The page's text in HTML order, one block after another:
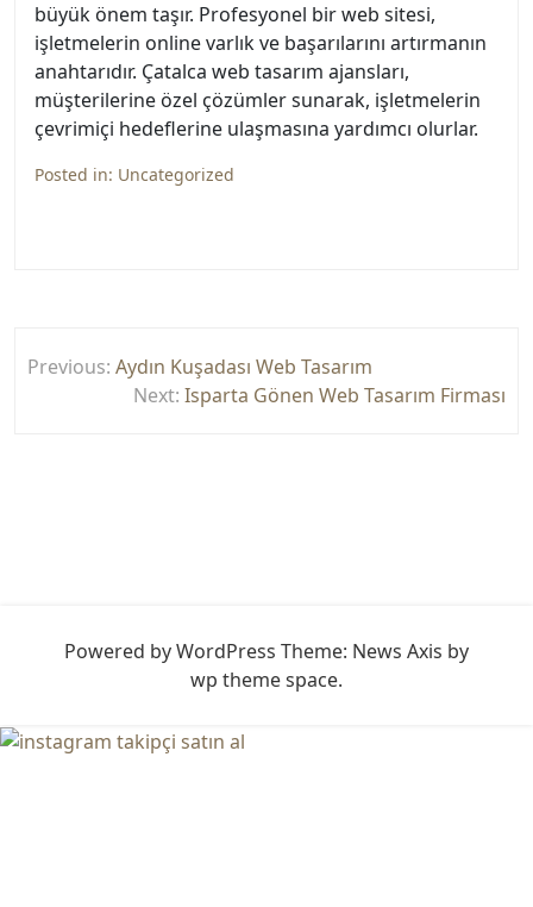
büyük önem taşır. Profesyonel bir web sitesi,
işletmelerin online varlık ve başarılarını artırmanın
anahtarıdır. Çatalca web tasarım ajansları,
müşterilerine özel çözümler sunarak, işletmelerin
çevrimiçi hedeflerine ulaşmasına yardımcı olurlar.
Posted in: Uncategorized
gezinmesi
Previous: Aydın Kuşadası Web Tasarım
Next: Isparta Gönen Web Tasarım Firması
Powered by WordPress Theme: News Axis by
wp theme space.